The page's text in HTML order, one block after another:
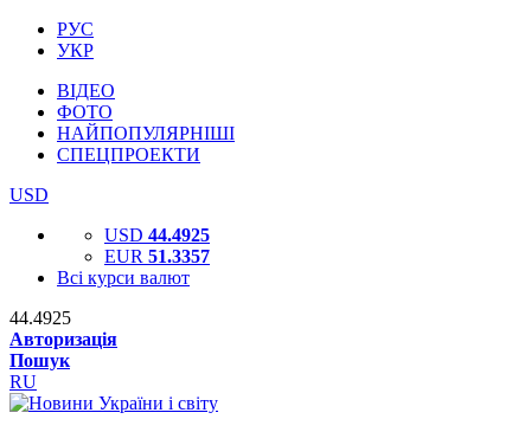
РУС
УКР
ВІДЕО
ФОТО
НАЙПОПУЛЯРНІШІ
СПЕЦПРОЕКТИ
USD
USD 44.4925
EUR 51.3357
Всі курси валют
44.4925
Авторизація
Пошук
RU